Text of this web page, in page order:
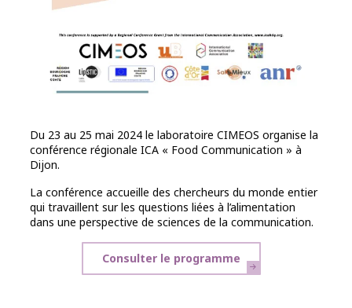
Du 23 au 25 mai 2024 le laboratoire CIMEOS organise la
conférence régionale ICA « Food Communication » à
Dijon.
La conférence accueille des chercheurs du monde entier
qui travaillent sur les questions liées à l’alimentation
dans une perspective de sciences de la communication.
Consulter le programme